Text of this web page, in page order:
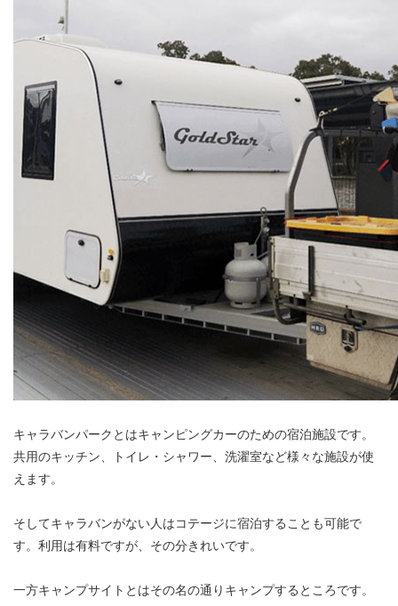
キャラバンパークとはキャンピングカーのための宿泊施設です。
共用のキッチン、トイレ・シャワー、洗濯室など様々な施設が使
えます。
そしてキャラバンがない人はコテージに宿泊することも可能で
す。利用は有料ですが、その分きれいです。
一方キャンプサイトとはその名の通りキャンプするところです。